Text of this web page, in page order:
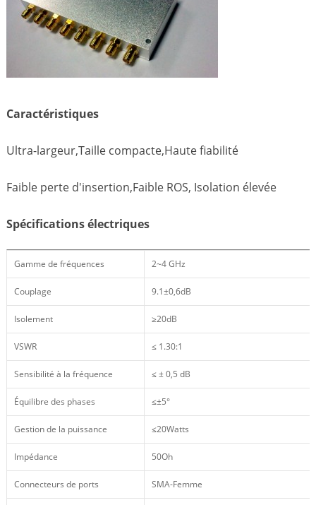
Caractéristiques
Ultra-largeur,Taille compacte,Haute fiabilité
Faible perte d'insertion,Faible ROS, Isolation élevée
Spécifications électriques
Gamme de fréquences 2~4 GHz
Couplage 9.1±0,6dB
Isolement ≥20dB
VSWR ≤ 1.30:1
Sensibilité à la fréquence ≤ ± 0,5 dB
Équilibre des phases ≤±5°
Gestion de la puissance ≤20Watts
Impédance 50Oh
Connecteurs de ports SMA-Femme